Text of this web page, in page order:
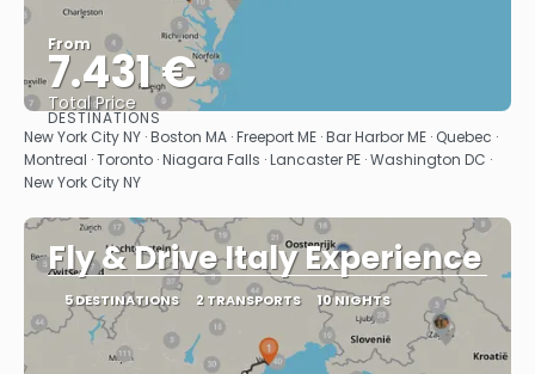
From
7.431 €
Total Price
See
DESTINATIONS
New York City NY · Boston MA · Freeport ME · Bar Harbor ME · Quebec ·
Montreal · Toronto · Niagara Falls · Lancaster PE · Washington DC ·
New York City NY
Fly & Drive Italy Experience
5 DESTINATIONS 2 TRANSPORTS 10 NIGHTS